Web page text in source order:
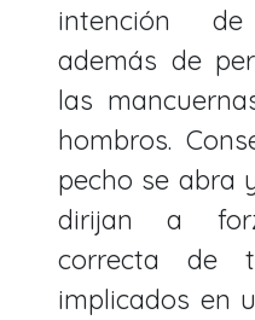
intención
además de
las
hombros.
pecho se abra
dirijan a
correcta de
implicados en